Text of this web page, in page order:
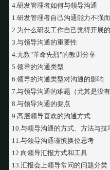
4.研发管理者如何与领导沟通
1.研发管理者自己沟通能力不强
2.为什么研发工作自己觉得开展
3.与领导沟通的重要性
4.无数"革命先烈"的教训分享
5.领导的沟通类型
6.领导的沟通类型对沟通的影响
7.与领导沟通的难题（尤其是没
8.与领导沟通的要点
9.高层领导喜欢的沟通方式
10.与领导沟通的方式、方法与技
11.与领导沟通谨慎换位思考
12.向领导汇报方式和工具
13.汇报会上领导常问的问题分类